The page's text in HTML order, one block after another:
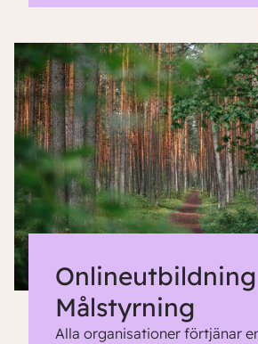
Onlineutbildning
Målstyrning
Alla organisationer förtjänar